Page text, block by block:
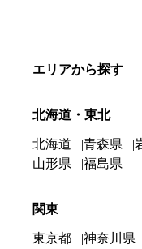
エリアから探す
北海道・東北
北海道 青森県
山形県
福島県
関東
東京都 神奈川県